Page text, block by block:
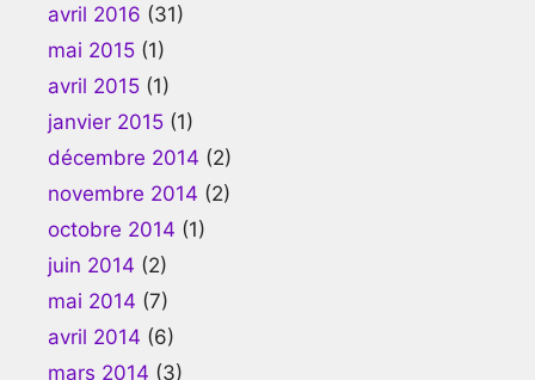
avril 2016 (31)
mai 2015 (1)
avril 2015 (1)
janvier 2015 (1)
décembre 2014 (2)
novembre 2014 (2)
octobre 2014 (1)
juin 2014 (2)
mai 2014 (7)
avril 2014 (6)
mars 2014 (3)